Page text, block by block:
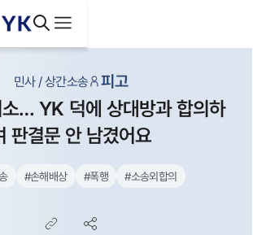
민사 / 상간소송 피고
… YK 덕에 상대방과 합의하
판결문 안 남겼어요
#손해배상 #폭행 #소송외합의